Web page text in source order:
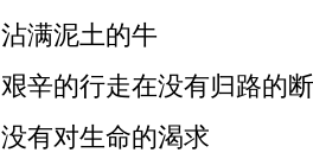
沾满泥土的牛
艰辛的行走在没有归路的
没有对生命的渴求